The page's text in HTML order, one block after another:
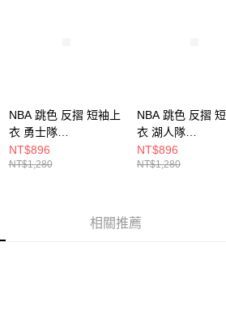
NBA 跳色 反摺 短袖上
衣 勇士隊
3525105582
NT$896
NT$1,280
NBA 跳色 反摺
衣 湖人隊
3525105460
NT$896
NT$1,280
相關推薦